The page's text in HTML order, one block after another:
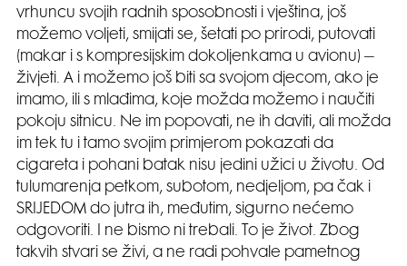
vrhuncu svojih radnih sposobnosti i vještina, još
možemo voljeti, smijati se, šetati po prirodi, putovati
(makar i s kompresijskim dokoljenkama u avionu) –
živjeti. A i možemo još biti sa svojom djecom, ako je
imamo, ili s mlađima, koje možda možemo i naučiti
pokoju sitnicu. Ne im popovati, ne ih daviti, ali možda
im tek tu i tamo svojim primjerom pokazati da
cigareta i pohani batak nisu jedini užici u životu. Od
tulumarenja petkom, subotom, nedjeljom, pa čak i
SRIJEDOM do jutra ih, međutim, sigurno nećemo
odgovoriti. I ne bismo ni trebali. To je život. Zbog
takvih stvari se živi, a ne radi pohvale pametnog